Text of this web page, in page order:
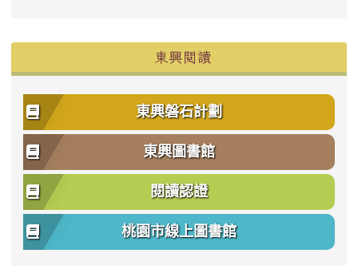
東興閱讀
東興磐石計劃
東興圖書館
閱讀認證
桃園市線上圖書館